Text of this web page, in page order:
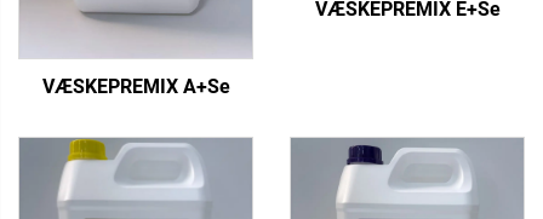
VÆSKEPREMIX A+Se
VÆSKEPREMIX E+Se